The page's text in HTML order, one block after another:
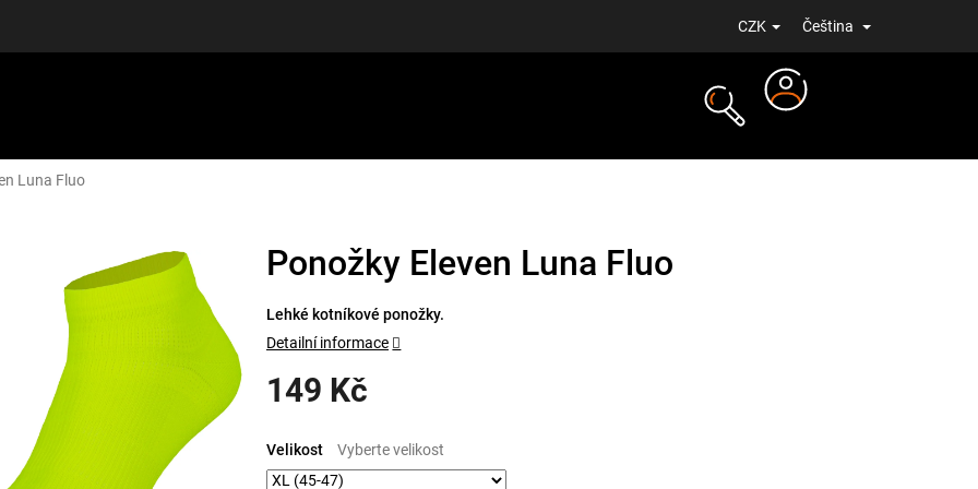
CZK Čeština
Luna Fluo
Ponožky Eleven Luna Fluo
149 Kč
cena:
Velikost
Lehké kotníkové ponožky.
Detailní informace